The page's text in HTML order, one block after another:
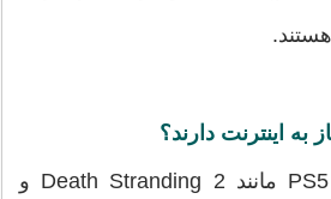
بسیاری از بازی‌های PS5 مانند Death Stranding 2 و